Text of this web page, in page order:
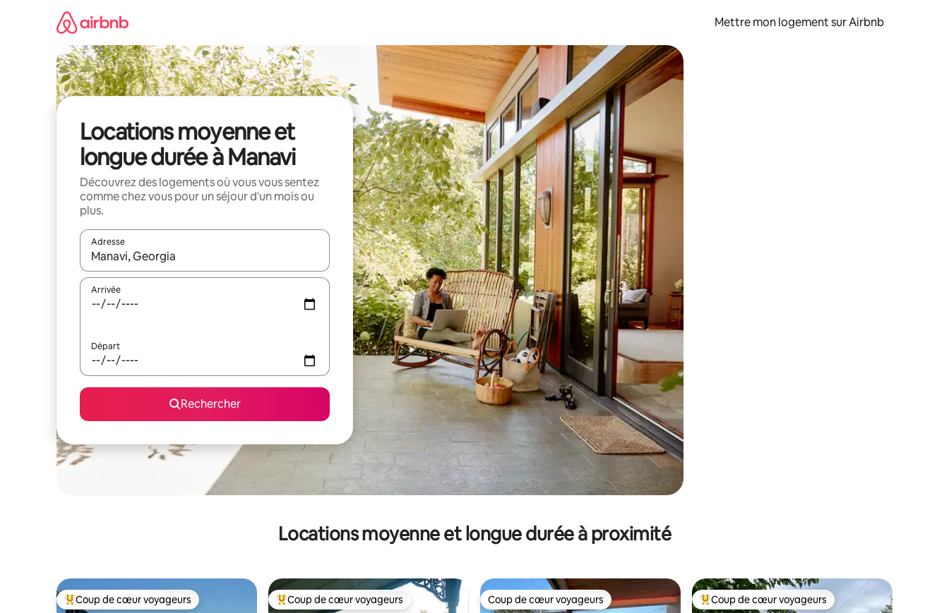
Mettre mon logement sur Airbnb
Locations moyenne et
longue durée à Manavi
Découvrez des logements où vous vous sentez
comme chez vous pour un séjour d'un mois ou
plus.
Adresse
Lorsque les résultats s'affichent, utilisez les flèches vers le haut et vers le bas pour les parcourir ou en appuyant et en faisant glisser.
Arrivée
Départ
Rechercher
Locations moyenne et longue durée à proximité
Coups de cœur voyageurs les plus appréciés
Coup de cœur voyageurs Coups de cœur voyageurs les plus appréciés
Coup de cœur voyageurs Coup de cœur voyageurs
Coup de cœur voyageurs Coups de cœur voyageurs les plus appréciés
Coup de cœur voyageurs